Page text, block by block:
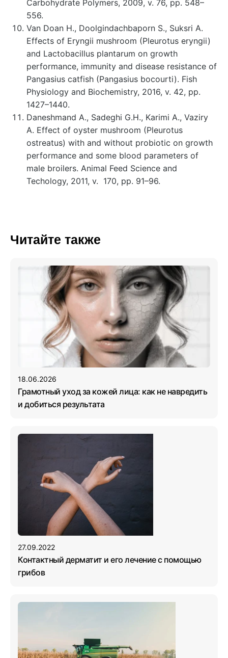
Carbohydrate Polymers, 2009, v. 76, pp. 548–
556.
Van Doan H., Doolgindachbaporn S., Suksri A.
Effects of Eryngii mushroom (Pleurotus eryngii)
and Lactobacillus plantarum on growth
performance, immunity and disease resistance of
Pangasius catfish (Pangasius bocourti). Fish
Physiology and Biochemistry, 2016, v. 42, pp.
1427–1440.
Daneshmand A., Sadeghi G.H., Karimi A., Vaziry
A. Effect of oyster mushroom (Pleurotus
ostreatus) with and without probiotic on growth
performance and some blood parameters of
male broilers. Animal Feed Science and
Techology, 2011, v. 170, pp. 91–96.
Читайте также
18.06.2026
Грамотный уход за кожей лица: как не навредить
и добиться результата
27.09.2022
Контактный дерматит и его лечение с помощью
грибов